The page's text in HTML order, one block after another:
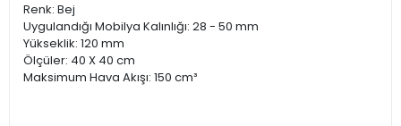
Renk: Bej
Uygulandığı Mobilya Kalınlığı: 28 - 50 mm
Yükseklik: 120 mm
Ölçüler: 40 X 40 cm
Maksimum Hava Akışı: 150 cm³